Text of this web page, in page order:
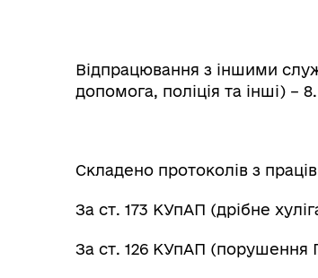
Відпрацювання з іншими
допомога, поліція та інші) – 8.
Складено протоколів з
За ст. 173 КУпАП (дрібне
За ст. 126 КУпАП (порушення